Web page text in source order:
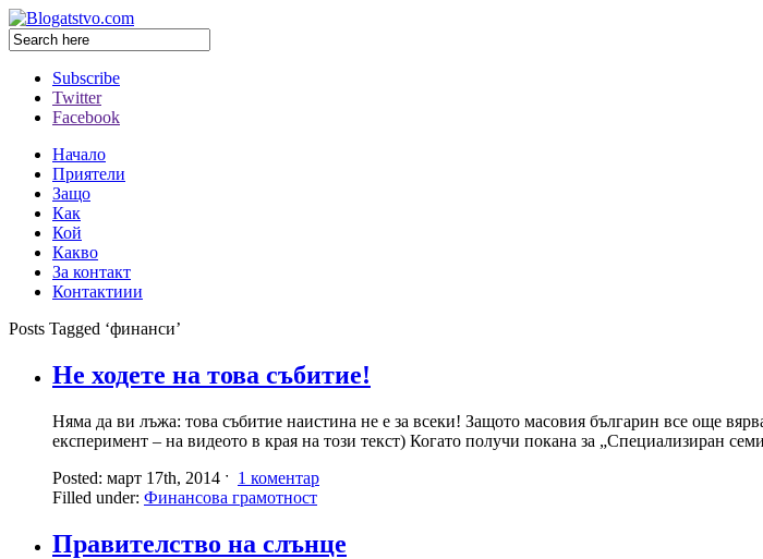
Subscribe
Twitter
Facebook
Начало
Приятели
Защо
Как
Кой
Какво
За контакт
Контактиии
Posts Tagged ‘финанси’
Не ходете на това събитие!
Няма да ви лъжа: това събитие наистина не е за всеки! Защото масовия българин все още
експеримент – на видеото в края на този текст) Когато получи покана за „Специализиран
Posted: март 17th, 2014 ˑ 1 коментар
Filled under: Финансова грамотност
Правителство на слънце